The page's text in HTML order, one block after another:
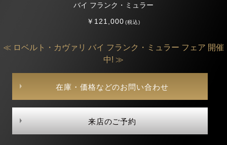
バイ フランク・ミュラー
￥121,000(税込)
≪ ロベルト・カヴァリ バイ フランク・ミュラー フェア 開催
中! ≫
在庫・価格などのお問い合わせ
来店のご予約